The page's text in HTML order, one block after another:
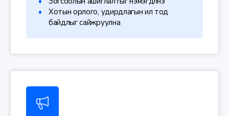
Хотын орлого, удирдлагын ил тод
байдлыг сайжруулна